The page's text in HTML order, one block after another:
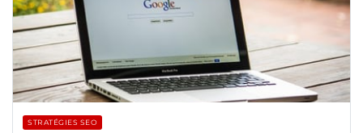
STRATÉGIES SEO